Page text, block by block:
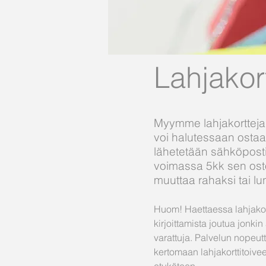
Myymme
voi halutessaan
lähetetään
voimassa 5kk sen
muuttaa rahaksi tai
Huom! Haettaessa
kirjoittamista joutua
varattuja. Palvelun
kertomaan